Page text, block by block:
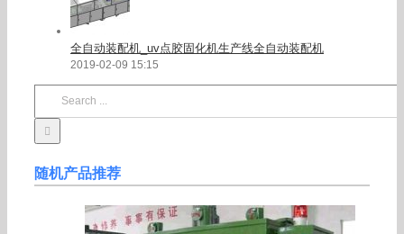
全自动装配机_uv点胶固化机生产线全自动装配机
2019-02-09 15:15
随机产品推荐